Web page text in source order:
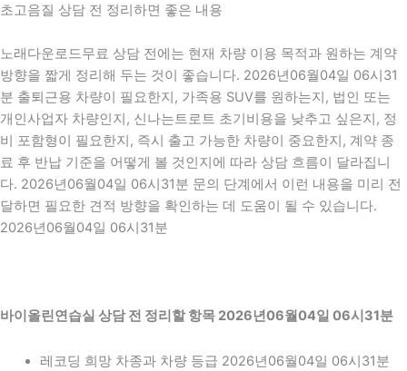
초고음질 상담 전 정리하면 좋은 내용
노래다운로드무료 상담 전에는 현재 차량 이용 목적과 원하는 계약
방향을 짧게 정리해 두는 것이 좋습니다. 2026년06월04일 06시31
분 출퇴근용 차량이 필요한지, 가족용 SUV를 원하는지, 법인 또는
개인사업자 차량인지, 신나는트로트 초기비용을 낮추고 싶은지, 정
비 포함형이 필요한지, 즉시 출고 가능한 차량이 중요한지, 계약 종
료 후 반납 기준을 어떻게 볼 것인지에 따라 상담 흐름이 달라집니
다. 2026년06월04일 06시31분 문의 단계에서 이런 내용을 미리 전
달하면 필요한 견적 방향을 확인하는 데 도움이 될 수 있습니다.
2026년06월04일 06시31분
바이올린연습실 상담 전 정리할 항목 2026년06월04일 06시31분
레코딩 희망 차종과 차량 등급 2026년06월04일 06시31분